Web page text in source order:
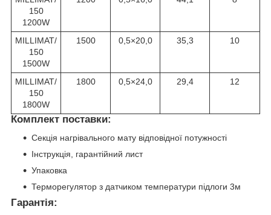
150
1200W
MILLIMAT/
150
1500W
1500 0,5×20,0 35,3 10
MILLIMAT/
150
1800W
1800 0,5×24,0 29,4 12
Комплект поставки:
Секція нагрівального мату відповідної потужності
Інструкція, гарантійний лист
Упаковка
Терморегулятор з датчиком температури підлоги 3м
Гарантія: